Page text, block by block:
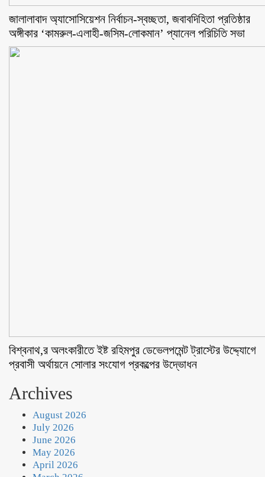
জালালাবাদ অ্যাসোসিয়েশন নির্বাচন-স্বচ্ছতা, জবাবদিহিতা প্রতিষ্ঠার
অঙ্গীকার ‘কামরুল-এলাহী-জসিম-লোকমান’ প্যানেল পরিচিতি সভা
বিশ্বনাথ,র অলংকারীতে ইষ্ট রহিমপুর ডেভেলপমেন্ট ট্রাস্টের উদ্দ্যোগে
প্রবাসী অর্থায়নে সোলার সংযোগ প্রকল্পের উদ্ভোধন
Archives
August 2026
July 2026
June 2026
May 2026
April 2026